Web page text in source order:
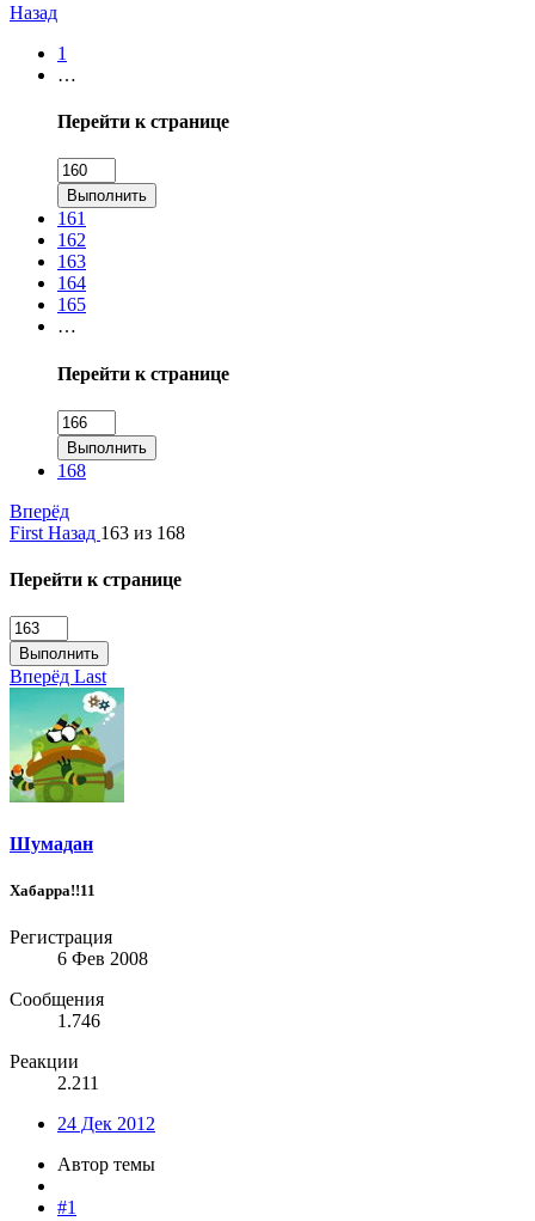
Назад
1
…
Перейти к странице
Выполнить
161
162
163
164
165
…
Перейти к странице
Выполнить
168
Вперёд
First Назад 163 из 168
Перейти к странице
Выполнить
Вперёд Last
Шумадан
Хабарра!!11
Регистрация
6 Фев 2008
Сообщения
1.746
Реакции
2.211
24 Дек 2012
Автор темы
#1